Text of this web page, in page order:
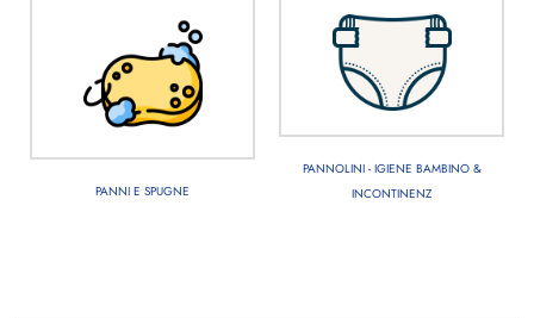
PANNI E SPUGNE
PANNOLINI - IGIENE BAMBINO &
INCONTINENZ